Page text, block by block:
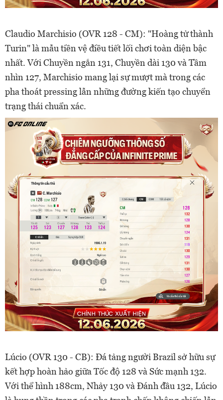
Claudio Marchisio (OVR 128 - CM): "Hoàng tử thành
Turin" là mẫu tiền vệ điều tiết lối chơi toàn diện bậc
nhất. Với Chuyền ngắn 131, Chuyền dài 130 và Tầm
nhìn 127, Marchisio mang lại sự mượt mà trong các
pha thoát pressing lẫn những đường kiến tạo chuyển
trạng thái chuẩn xác.
Lúcio (OVR 130 - CB): Đá tảng người Brazil sở hữu sự
kết hợp hoàn hảo giữa Tốc độ 128 và Sức mạnh 132.
Với thể hình 188cm, Nhảy 130 và Đánh đầu 132, Lúcio